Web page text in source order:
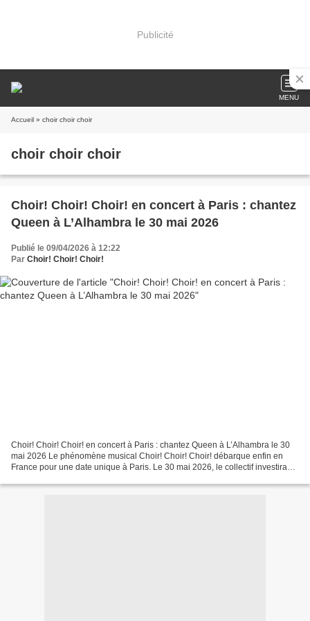
Publicité
MENU
Accueil » choir choir choir
choir choir choir
Choir! Choir! Choir! en concert à Paris : chantez
Queen à L’Alhambra le 30 mai 2026
Publié le 09/04/2026 à 12:22
Par Choir! Choir! Choir!
Choir! Choir! Choir! en concert à Paris : chantez Queen à L’Alhambra le 30
mai 2026 Le phénomène musical Choir! Choir! Choir! débarque enfin en
France pour une date unique à Paris. Le 30 mai 2026, le collectif investira